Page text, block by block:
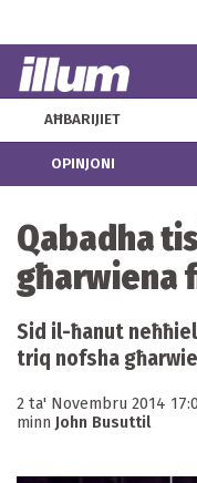
AĦBARIJIET
OPINJONI
Qabadha
għarwiena
Sid il-ħanut
triq nofsha
2 ta' Novembru 2014
minn John Busuttil